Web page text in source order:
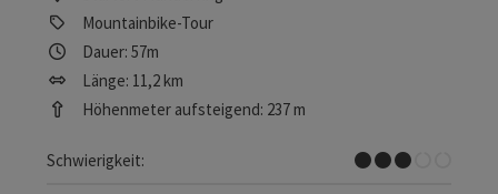
Mountainbike-Tour
Dauer: 57m
Länge: 11,2 km
Höhenmeter aufsteigend: 237 m
Schwierigkeit:
Mittel